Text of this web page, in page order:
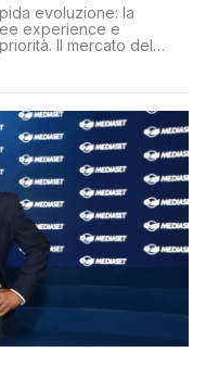
evoluzione: la
experience e
Il mercato del
con una lotta